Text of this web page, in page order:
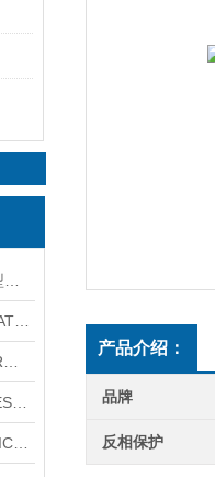
产品介绍：
品牌
反相保护